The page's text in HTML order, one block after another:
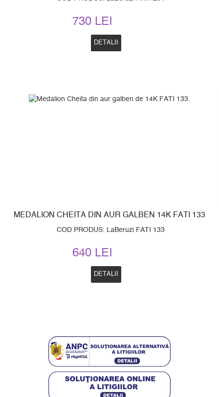
730 LEI
DETALII
MEDALION CHEITA DIN AUR GALBEN 14K FATI 133
COD PRODUS: LaBeruzi FATI 133
640 LEI
DETALII